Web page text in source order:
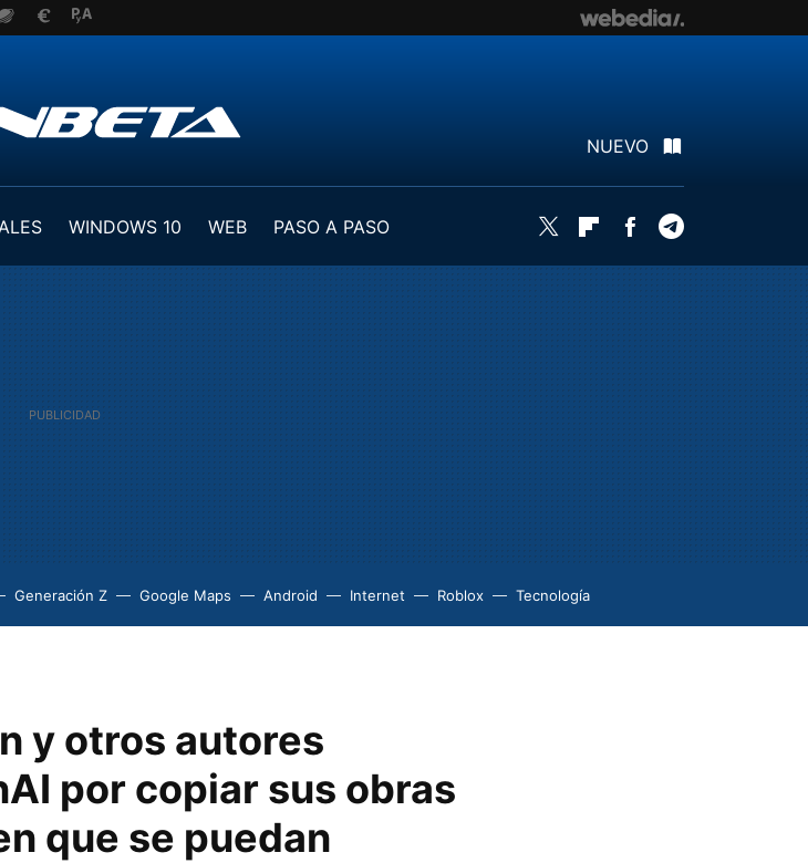
NUEVO
WINDOWS 10 WEB
PASO A PASO
Twitter FlipboardFacebook
Generación Z Google Maps Android Internet Roblox Tecnología
y otros autores
por copiar sus obras
que se puedan